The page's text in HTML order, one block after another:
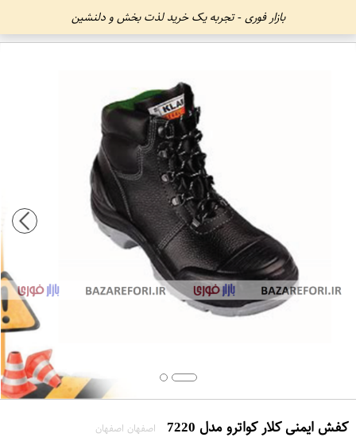
بازار فوری - تجربه یک خرید لذت بخش و دلنشین
کفش ایمنی کلار کواترو مدل 7220 اصفهان اصفهان